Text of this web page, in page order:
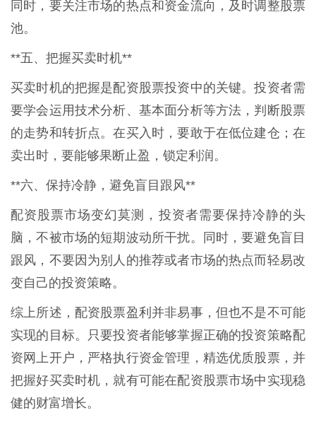
同时，要关注市场的热点和资金流向，及时调整股票
池。
**五、把握买卖时机**
买卖时机的把握是配资股票投资中的关键。投资者需
要学会运用技术分析、基本面分析等方法，判断股票
的走势和转折点。在买入时，要敢于在低位建仓；在
卖出时，要能够果断止盈，锁定利润。
**六、保持冷静，避免盲目跟风**
配资股票市场变幻莫测，投资者需要保持冷静的头
脑，不被市场的短期波动所干扰。同时，要避免盲目
跟风，不要因为别人的推荐或者市场的热点而轻易改
变自己的投资策略。
综上所述，配资股票盈利并非易事，但也不是不可能
实现的目标。只要投资者能够掌握正确的投资策略配
资网上开户，严格执行资金管理，精选优质股票，并
把握好买卖时机，就有可能在配资股票市场中实现稳
健的财富增长。